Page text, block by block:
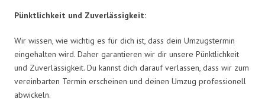
Pünktlichkeit und Zuverlässigkeit:
Wir wissen, wie wichtig es für dich ist, dass dein Umzugstermin
eingehalten wird. Daher garantieren wir dir unsere Pünktlichkeit
und Zuverlässigkeit. Du kannst dich darauf verlassen, dass wir zum
vereinbarten Termin erscheinen und deinen Umzug professionell
abwickeln.